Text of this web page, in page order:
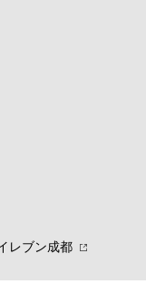
レブン成都